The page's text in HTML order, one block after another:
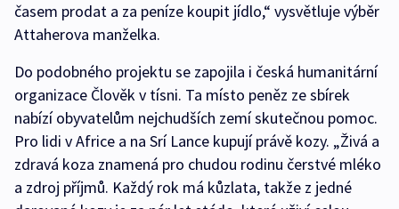
časem prodat a za peníze koupit jídlo,“ vysvětluje výběr
Attaherova manželka.
Do podobného projektu se zapojila i česká humanitární
organizace Člověk v tísni. Ta místo peněz ze sbírek
nabízí obyvatelům nejchudších zemí skutečnou pomoc.
Pro lidi v Africe a na Srí Lance kupují právě kozy. „Živá a
zdravá koza znamená pro chudou rodinu čerstvé mléko
a zdroj příjmů. Každý rok má kůzlata, takže z jedné